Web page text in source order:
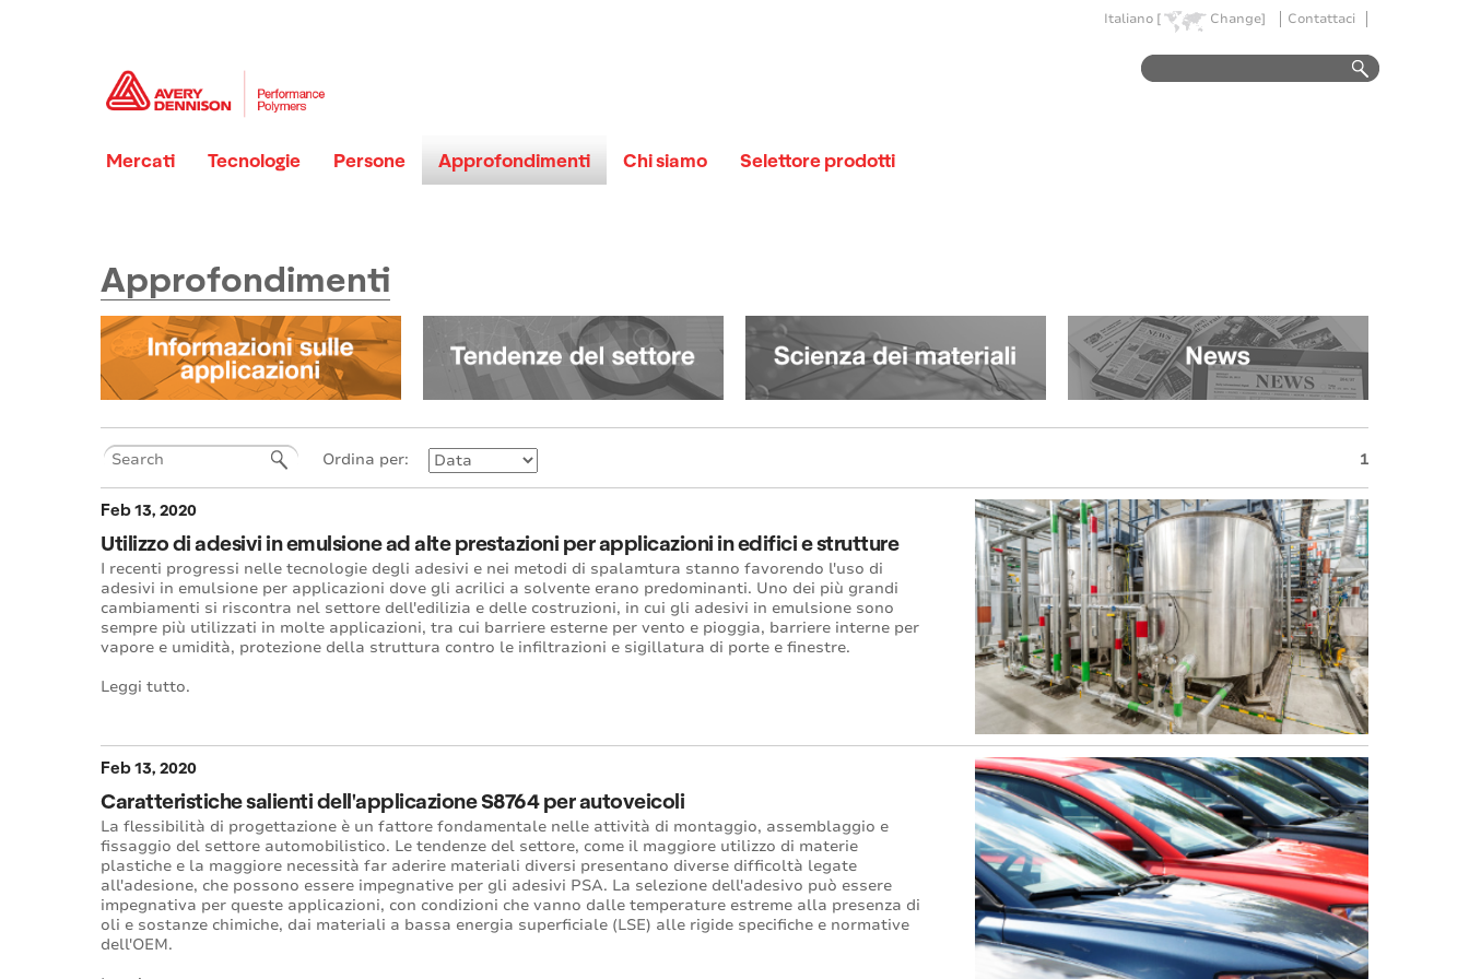
Italiano [ Change] Contattaci
Mercati Tecnologie Persone Approfondimenti Chi siamo Selettore prodotti
Approfondimenti
Ordina per: 1
Feb 13, 2020
Utilizzo di adesivi in emulsione ad alte prestazioni per applicazioni in edifici e strutture
I recenti progressi nelle tecnologie degli adesivi e nei metodi di spalamtura stanno favorendo l'uso di
adesivi in emulsione per applicazioni dove gli acrilici a solvente erano predominanti. Uno dei più grandi
cambiamenti si riscontra nel settore dell'edilizia e delle costruzioni, in cui gli adesivi in emulsione sono
sempre più utilizzati in molte applicazioni, tra cui barriere esterne per vento e pioggia, barriere interne per
vapore e umidità, protezione della struttura contro le infiltrazioni e sigillatura di porte e finestre.
Leggi tutto.
Feb 13, 2020
Caratteristiche salienti dell'applicazione S8764 per autoveicoli
La flessibilità di progettazione è un fattore fondamentale nelle attività di montaggio, assemblaggio e
fissaggio del settore automobilistico. Le tendenze del settore, come il maggiore utilizzo di materie
plastiche e la maggiore necessità far aderire materiali diversi presentano diverse difficoltà legate
all'adesione, che possono essere impegnative per gli adesivi PSA. La selezione dell'adesivo può essere
impegnativa per queste applicazioni, con condizioni che vanno dalle temperature estreme alla presenza di
oli e sostanze chimiche, dai materiali a bassa energia superficiale (LSE) alle rigide specifiche e normative
dell'OEM.